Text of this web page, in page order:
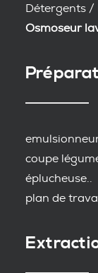
Détergents /
Osmoseur
coupe
éplucheuse..
plan de